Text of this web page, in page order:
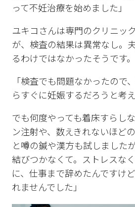
って不妊治療を始めました」
ユキコさんは専門のクリニッ
が、検査の結果は異常なし。
るわけではなかったそうです。
「検査でも問題なかったので
らすぐに妊娠するだろうと考
でも何度やっても着床すらし
ン注射や、数えきれないほど
と噂の鍼や漢方も試しました
結びつかなくて。ストレスな
に、仕事まで辞めたんですけ
れませんでした」